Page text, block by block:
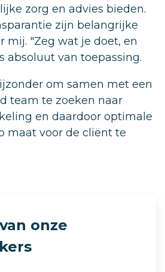
zorg en advies bieden.
zijn belangrijke
mij. "Zeg wat je doet, en
absoluut van toepassing.
om samen met een
team te zoeken naar
en daardoor optimale
maat voor de cliënt te
onze